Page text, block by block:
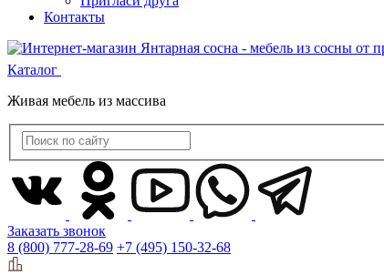
Контакты
Каталог
Живая мебель из массива
Заказать звонок
8 (800) 777-28-69 +7 (495) 150-32-68